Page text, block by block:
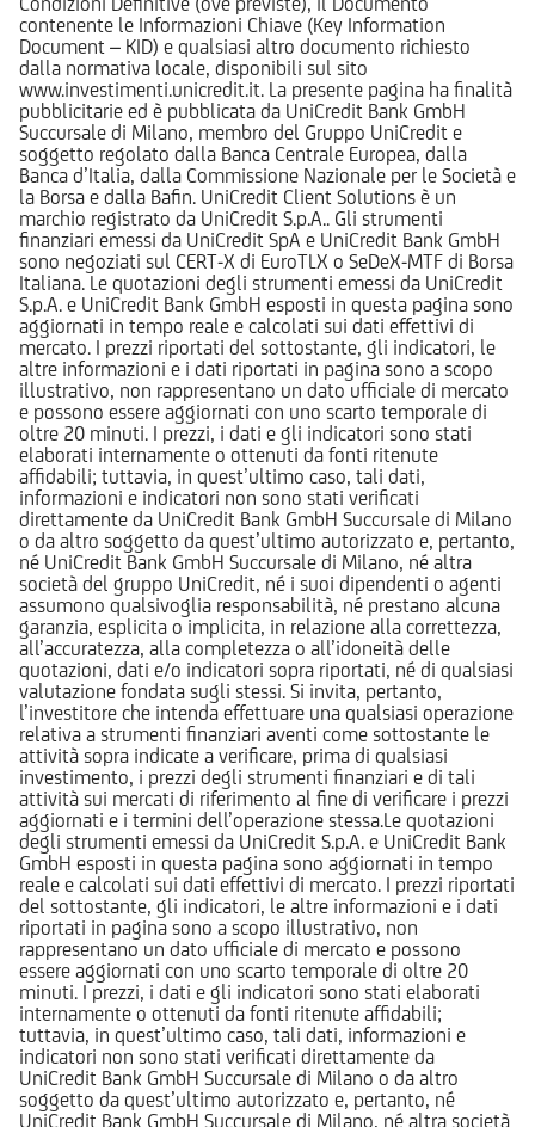
contenente le Informazioni Chiave (Key Information
Document – KID) e qualsiasi altro documento richiesto
dalla normativa locale, disponibili sul sito
www.investimenti.unicredit.it. La presente pagina ha finalità
pubblicitarie ed è pubblicata da UniCredit Bank GmbH
Succursale di Milano, membro del Gruppo UniCredit e
soggetto regolato dalla Banca Centrale Europea, dalla
Banca d’Italia, dalla Commissione Nazionale per le Società e
la Borsa e dalla Bafin. UniCredit Client Solutions è un
marchio registrato da UniCredit S.p.A.. Gli strumenti
finanziari emessi da UniCredit SpA e UniCredit Bank GmbH
sono negoziati sul CERT-X di EuroTLX o SeDeX-MTF di Borsa
Italiana. Le quotazioni degli strumenti emessi da UniCredit
S.p.A. e UniCredit Bank GmbH esposti in questa pagina sono
aggiornati in tempo reale e calcolati sui dati effettivi di
mercato. I prezzi riportati del sottostante, gli indicatori, le
altre informazioni e i dati riportati in pagina sono a scopo
illustrativo, non rappresentano un dato ufficiale di mercato
e possono essere aggiornati con uno scarto temporale di
oltre 20 minuti. I prezzi, i dati e gli indicatori sono stati
elaborati internamente o ottenuti da fonti ritenute
affidabili; tuttavia, in quest’ultimo caso, tali dati,
informazioni e indicatori non sono stati verificati
direttamente da UniCredit Bank GmbH Succursale di Milano
o da altro soggetto da quest’ultimo autorizzato e, pertanto,
né UniCredit Bank GmbH Succursale di Milano, né altra
società del gruppo UniCredit, né i suoi dipendenti o agenti
assumono qualsivoglia responsabilità, né prestano alcuna
garanzia, esplicita o implicita, in relazione alla correttezza,
all’accuratezza, alla completezza o all’idoneità delle
quotazioni, dati e/o indicatori sopra riportati, né di qualsiasi
valutazione fondata sugli stessi. Si invita, pertanto,
l’investitore che intenda effettuare una qualsiasi operazione
relativa a strumenti finanziari aventi come sottostante le
attività sopra indicate a verificare, prima di qualsiasi
investimento, i prezzi degli strumenti finanziari e di tali
attività sui mercati di riferimento al fine di verificare i prezzi
aggiornati e i termini dell’operazione stessa.Le quotazioni
degli strumenti emessi da UniCredit S.p.A. e UniCredit Bank
GmbH esposti in questa pagina sono aggiornati in tempo
reale e calcolati sui dati effettivi di mercato. I prezzi riportati
del sottostante, gli indicatori, le altre informazioni e i dati
riportati in pagina sono a scopo illustrativo, non
rappresentano un dato ufficiale di mercato e possono
essere aggiornati con uno scarto temporale di oltre 20
minuti. I prezzi, i dati e gli indicatori sono stati elaborati
internamente o ottenuti da fonti ritenute affidabili;
tuttavia, in quest’ultimo caso, tali dati, informazioni e
indicatori non sono stati verificati direttamente da
UniCredit Bank GmbH Succursale di Milano o da altro
soggetto da quest’ultimo autorizzato e, pertanto, né
UniCredit Bank GmbH Succursale di Milano, né altra società